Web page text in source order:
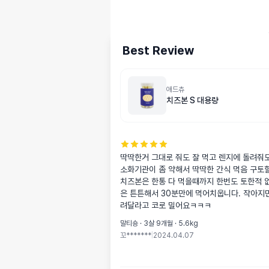
Best Review
애드츄
치즈본 S 대용량
딱딱한거 그대로 줘도 잘 먹고 렌지에 돌려줘
소화기관이 좀 약해서 딱딱한 간식 먹음 구토
치즈본은 한통 다 먹을때까지 한번도 토한적
은 튼튼해서 30분만에 먹어치웁니다. 작아지
려달라고 코로 밀어요ㅋㅋㅋ
말티숑 · 3살 9개월 · 5.6kg
꼬******* 2024.04.07